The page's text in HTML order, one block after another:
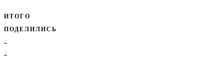
ИТОГО
0
ПОДЕЛИЛИСЬ
0
0